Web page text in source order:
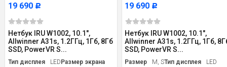
19 690 Р
Нетбук IRU W1002, 10.1",
Allwinner A31s, 1.2ГГц, 1Гб, 8Гб
SSD, PowerVR S...
Тип дисплея LED Размер экрана
19 690 Р
Нетбук IRU W1002, 10.1",
Allwinner A31s, 1.2ГГц, 1Гб,
SSD, PowerVR S...
Размер M, SТип дисплея
LED